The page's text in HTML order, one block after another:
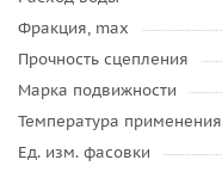
Фракция, max
Прочность сцепления
Марка подвижности
Температура применения
Ед. изм. фасовки